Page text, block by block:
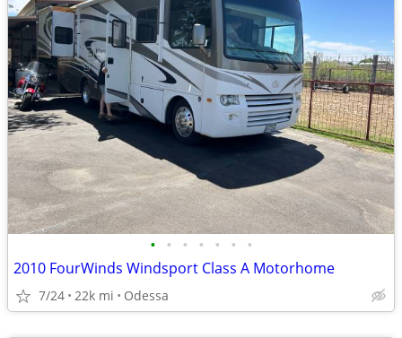
• • • • • • •
2010 FourWinds Windsport Class A Motorhome
7/24 22k mi Odessa